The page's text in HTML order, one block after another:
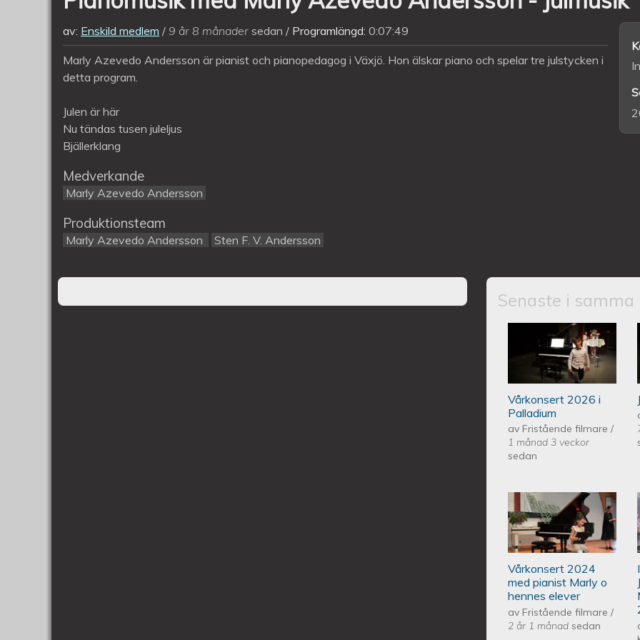
av: Enskild medlem 9 år 8 månader sedan Programlängd: 0:07:49
Marly Azevedo Andersson är pianist och pianopedagog i Växjö. Hon älskar piano och spelar tre julstycken i
detta program.
Julen är här
Nu tändas tusen juleljus
Bjällerklang
Medverkande
Marly Azevedo Andersson
Produktionsteam
Marly Azevedo Andersson Sten F. V. Andersson
Senaste i samma
Piano Marly
PALLADIUM
Vårkonsert 2026 i
Palladium
av Fristående filmare/
1 månad 3 veckor
sedan
Piano Marly
Vårkonsert 2024
med pianist Marly o
hennes elever
av Fristående filmare/
2 år 1 månad sedan